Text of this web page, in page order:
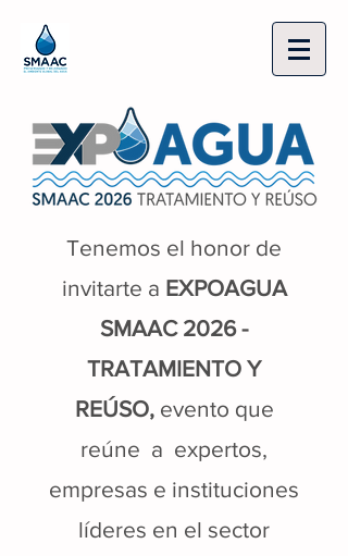
Tenemos el honor de
invitarte a EXPOAGUA
SMAAC 2026 -
TRATAMIENTO Y
REÚSO,evento que
reúne a expertos,
empresas e instituciones
líderes en el sector